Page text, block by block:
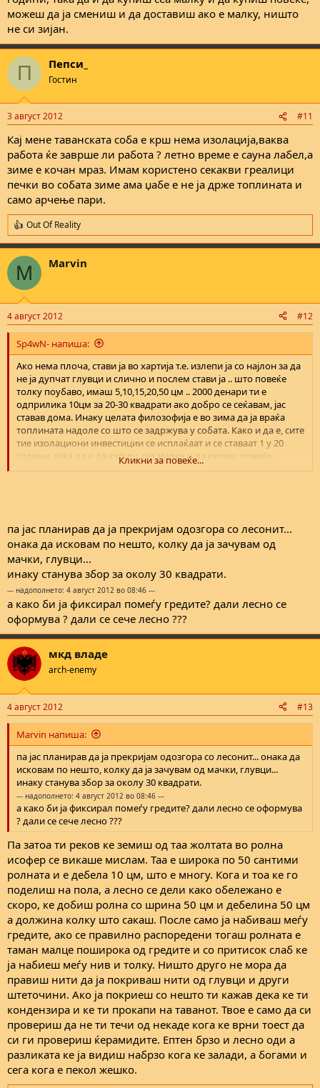
можеш да ја смениш и да доставиш ако е малку, ништо
не си зијан.
П Пепси_
Гостин
3 август 2012 #11
Кај мене таванската соба е крш нема изолација,ваква
работа ќе заврше ли работа ? летно време е сауна лабел,а
зиме е кочан мраз. Имам користено секакви греалици
печки во собата зиме ама џабе е не ја држе топлината и
само арчење пари.
R
e
a
c
i
s
:
Out Of Reality
M Marvin
4 август 2012 #12
Sp4wN- напиша:
Ако нема плоча, стави ја во хартија т.е. излепи ја со најлон за да
не ја дупчат глувци и слично и послем стави ја .. што повеќе
толку поубаво, имаш 5,10,15,20,50 цм .. 2000 денари ти е
одприлика 10цм за 20-30 квадрати ако добро се сеќавам, јас
ставав дома. Инаку целата филозофија е во зима да ја враќа
топлината надоле со што се задржува у собата. Како и да е, сите
тие изолациони инвестиции се исплаќаат и се ставаат 1 у 20
години, така да и да купиш сеа малку и да купиш повеќе,
можеш да ја смениш и да доставиш ако е малку, ништо не си
Кликни за повеќе...
па јас планирав да ја прекријам одозгора со лесонит...
онака да исковам по нешто, колку да ја зачувам од
мачки, глувци...
инаку станува збор за околу 30 квадрати.
--- надополнето: 4 август 2012 во 08:46 ---
а како би ја фиксирал помеѓу гредите? дали лесно се
оформува ? дали се сече лесно ???
мкд владе
arch-enemy
4 август 2012 #13
Marvin напиша:
па јас планирав да ја прекријам одозгора со лесонит... онака да
исковам по нешто, колку да ја зачувам од мачки, глувци...
инаку станува збор за околу 30 квадрати.
--- надополнето: 4 август 2012 во 08:46 ---
а како би ја фиксирал помеѓу гредите? дали лесно се оформува
? дали се сече лесно ???
Па затоа ти реков ке земиш од таа жолтата во ролна
исофер се викаше мислам. Таа е широка по 50 сантими
ролната и е дебела 10 цм, што е многу. Кога и тоа ке го
поделиш на пола, а лесно се дели како обележано е
скоро, ке добиш ролна со шрина 50 цм и дебелина 50 цм
а должина колку што сакаш. После само ја набиваш меѓу
гредите, ако се правилно распоредени тогаш ролната е
таман малце поширока од гредите и со притисок слаб ке
ја набиеш меѓу нив и толку. Ништо друго не мора да
правиш нити да ја покриваш нити од глувци и други
штеточини. Ако ја покриеш со нешто ти кажав дека ке ти
кондензира и ке ти прокапи на таванот. Твое е само да си
провериш да не ти течи од некаде кога ке врни тоест да
си ги провериш ќерамидите. Ептен брзо и лесно оди а
разликата ке ја видиш набрзо кога ке залади, а богами и
сега кога е пекол жешко.